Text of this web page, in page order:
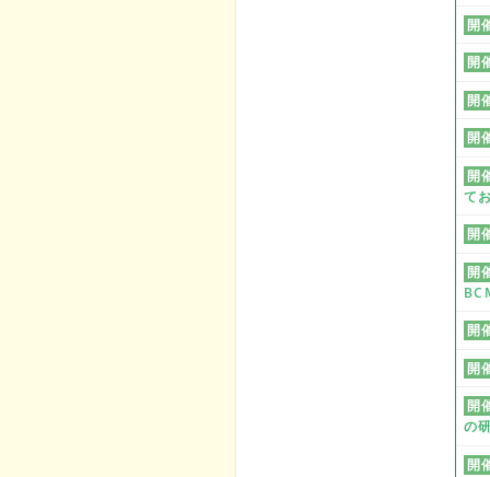
開
開
開
開
開
て
開
開
開
開
開
の
開